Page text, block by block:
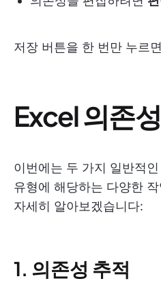
저장 버튼을 한 번만 누르
Excel 의존
이번에는 두 가지 일반적
유형에 해당하는 다양한
자세히 알아보겠습니다:
1. 의존성 추적